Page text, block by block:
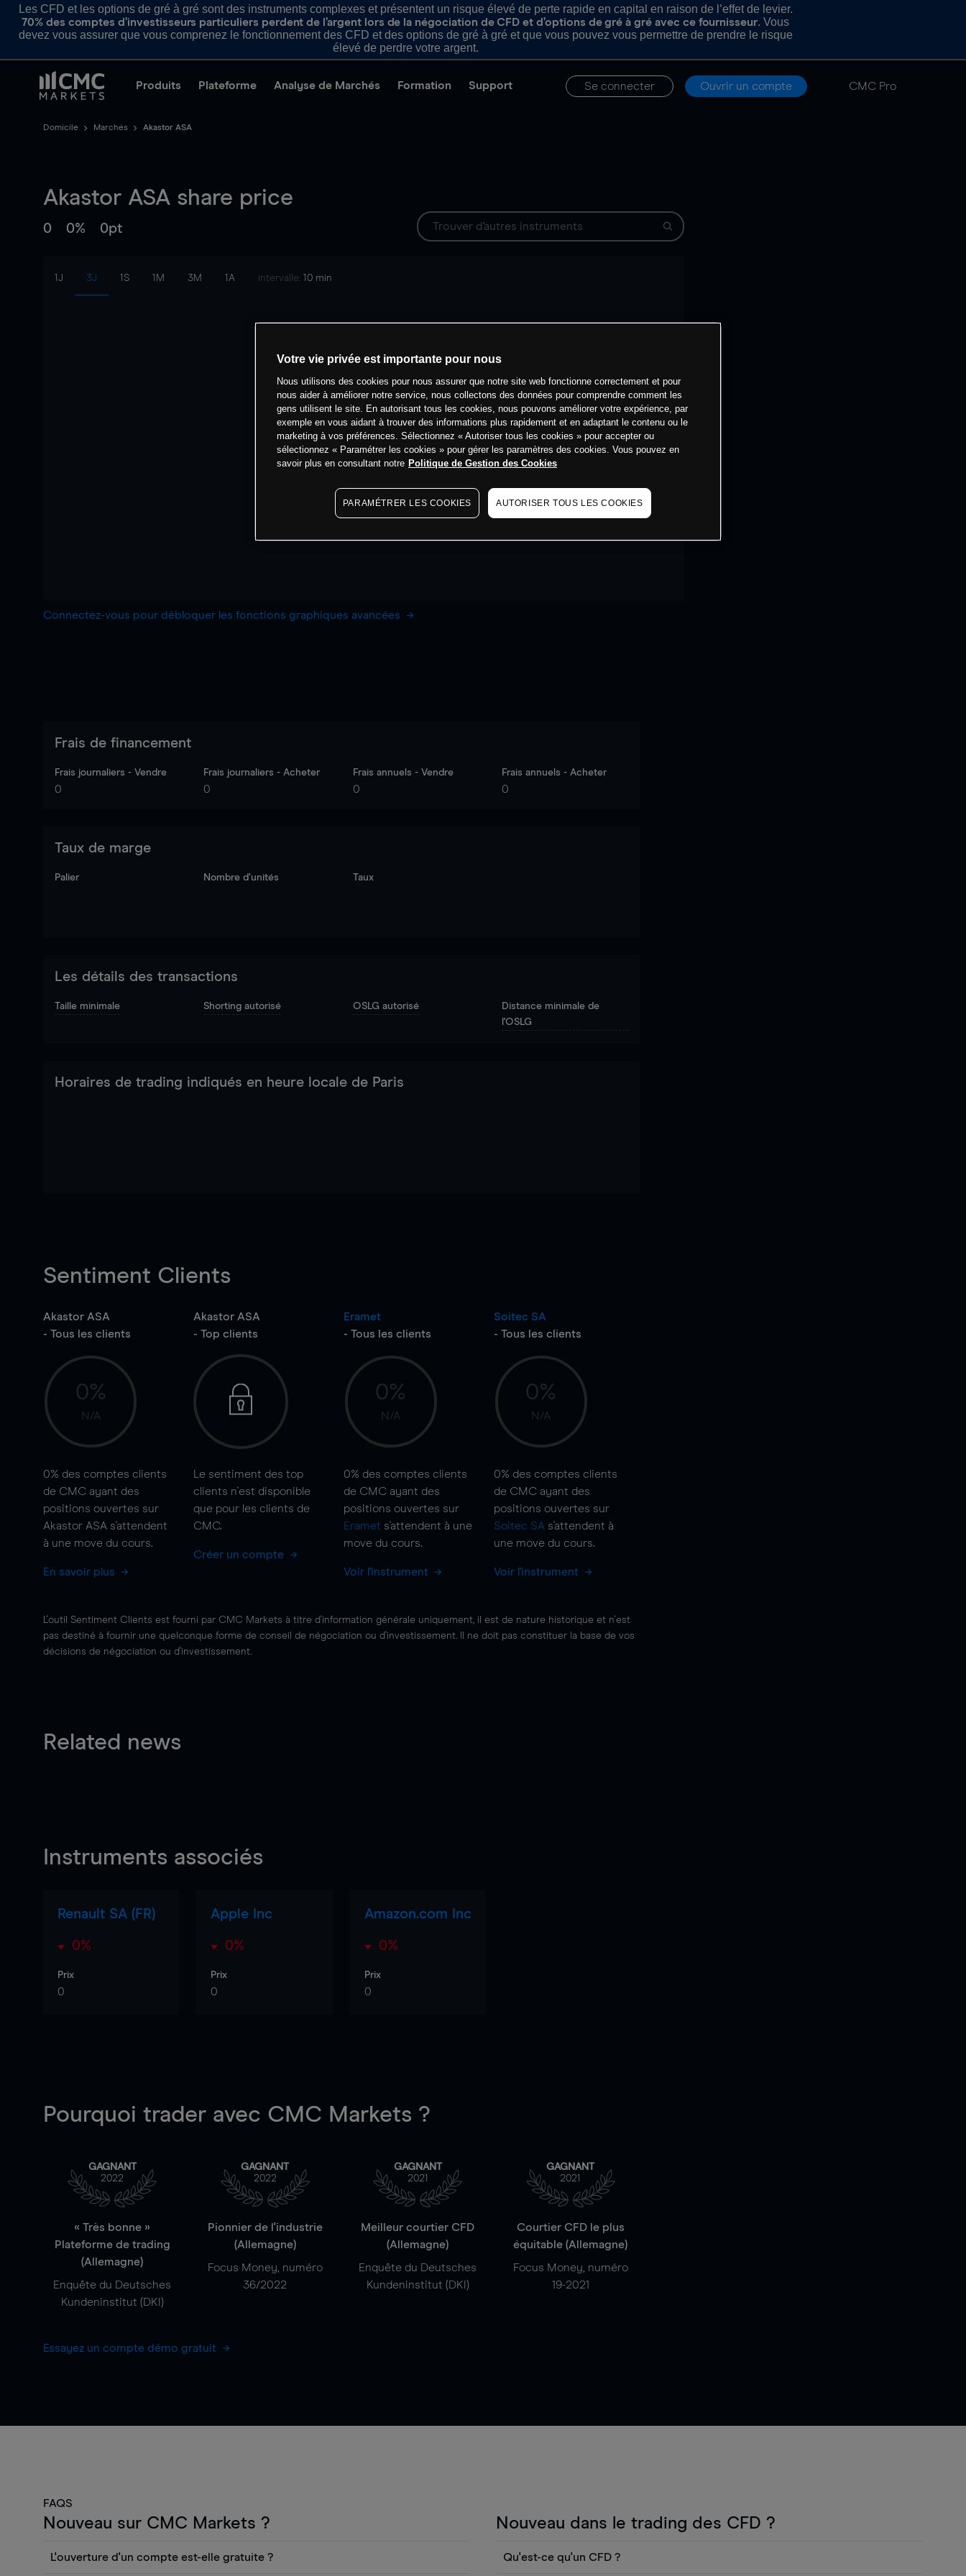
Les CFD et les options de gré à gré sont des instruments complexes et présentent un risque élevé de perte rapide en capital en raison de l’effet de levier.
70% des comptes d’investisseurs particuliers perdent de l’argent lors de la négociation de CFD et d’options de gré à gré avec ce fournisseur. Vous
devez vous assurer que vous comprenez le fonctionnement des CFD et des options de gré à gré et que vous pouvez vous permettre de prendre le risque
élevé de perdre votre argent.
Produits Plateforme Analyse de Marchés Formation Support Se connecter Ouvrir un compte CMC Pro
Domicile Marchés Akastor ASA
Akastor ASA share price
0 0% 0pt
1J 3J 1S 1M 3M 1A intervalle: 10 min
Connectez-vous pour débloquer les fonctions graphiques avancées
Frais de financement
Frais journaliers - Vendre
0
Frais journaliers - Acheter
0
Frais annuels - Vendre
0
Frais annuels - Acheter
0
Taux de marge
Palier Nombre d’unités Taux
Les détails des transactions
Taille minimale Shorting autorisé OSLG autorisé
Distance minimale de
l'OSLG
Horaires de trading indiqués en heure locale de Paris
Sentiment Clients
Akastor ASA
- Tous les clients
0%
N/A
0% des comptes clients
de CMC ayant des
positions ouvertes sur
Akastor ASA s'attendent
à une move du cours.
En savoir plus
Akastor ASA
- Top clients
Le sentiment des top
clients n'est disponible
que pour les clients de
CMC.
Créer un compte
Eramet
- Tous les clients
0%
N/A
0% des comptes clients
de CMC ayant des
positions ouvertes sur
Eramet s'attendent à une
move du cours.
Voir l'instrument
Soitec SA
- Tous les clients
0%
N/A
0% des comptes clients
de CMC ayant des
positions ouvertes sur
Soitec SA s'attendent à
une move du cours.
Voir l'instrument
L'outil Sentiment Clients est fourni par CMC Markets à titre d'information générale uniquement, il est de nature historique et n'est
pas destiné à fournir une quelconque forme de conseil de négociation ou d'investissement. Il ne doit pas constituer la base de vos
décisions de négociation ou d'investissement.
Related news
Instruments associés
Renault SA (FR)
0%
Prix
0
Apple Inc
0%
Prix
0
Amazon.com Inc
0%
Prix
0
Pourquoi trader avec CMC Markets ?
GAGNANT
2022
« Très bonne »
Plateforme de trading
(Allemagne)
Enquête du Deutsches
Kundeninstitut (DKI)
GAGNANT
2022
Pionnier de l'industrie
(Allemagne)
Focus Money, numéro
36/2022
GAGNANT
2021
Meilleur courtier CFD
(Allemagne)
Enquête du Deutsches
Kundeninstitut (DKI)
GAGNANT
2021
Courtier CFD le plus
équitable (Allemagne)
Focus Money, numéro
19-2021
Essayez un compte démo gratuit
FAQS
Nouveau sur CMC Markets ?
L'ouverture d'un compte est-elle gratuite ?
Nouveau dans le trading des CFD ?
Qu'est-ce qu'un CFD ?
Votre vie privée est importante pour nous
Nous utilisons des cookies pour nous assurer que notre site web fonctionne correctement et pour
nous aider à améliorer notre service, nous collectons des données pour comprendre comment les
gens utilisent le site. En autorisant tous les cookies, nous pouvons améliorer votre expérience, par
exemple en vous aidant à trouver des informations plus rapidement et en adaptant le contenu ou le
marketing à vos préférences. Sélectionnez « Autoriser tous les cookies » pour accepter ou
sélectionnez « Paramétrer les cookies » pour gérer les paramètres des cookies. Vous pouvez en
savoir plus en consultant notre Politique de Gestion des Cookies
PARAMÉTRER LES COOKIES AUTORISER TOUS LES COOKIES